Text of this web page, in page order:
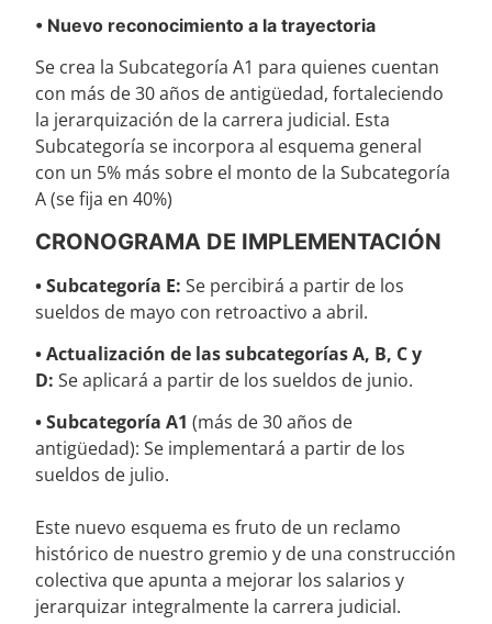
• Nuevo reconocimiento a la trayectoria
Se crea la Subcategoría A1 para quienes cuentan
con más de 30 años de antigüedad, fortaleciendo
la jerarquización de la carrera judicial. Esta
Subcategoría se incorpora al esquema general
con un 5% más sobre el monto de la Subcategoría
A (se fija en 40%)
CRONOGRAMA DE IMPLEMENTACIÓN
• Subcategoría E:Se percibirá a partir de los
sueldos de mayo con retroactivo a abril.
• Actualización de las subcategorías A, B, C y
D:Se aplicará a partir de los sueldos de junio.
• Subcategoría A1 (más de 30 años de
antigüedad): Se implementará a partir de los
sueldos de julio.
Este nuevo esquema es fruto de un reclamo
histórico de nuestro gremio y de una construcción
colectiva que apunta a mejorar los salarios y
jerarquizar integralmente la carrera judicial.